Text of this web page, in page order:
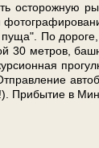
осторожную
По
30 мет­ров,
При­бы­тие в